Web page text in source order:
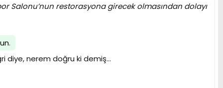
Salonu’nun restorasyona girecek olmasından dolayı
.
diye, nerem doğru ki demiş...